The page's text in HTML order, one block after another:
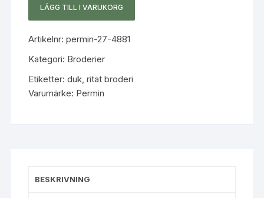
Broderisats
mängd
LÄGG TILL I VARUKORG
Artikelnr:permin-27-4881
Kategori: Broderier
Etiketter:duk ,ritat broderi
Varumärke: Permin
BESKRIVNING